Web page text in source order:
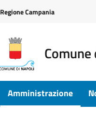
Regione Campania
Amministrazione